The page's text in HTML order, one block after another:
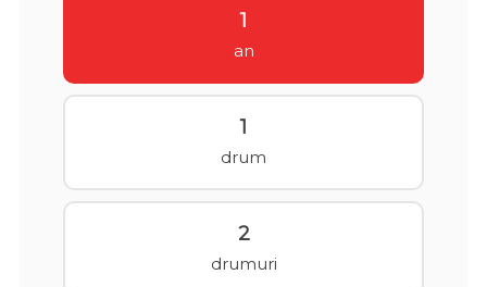
1
an
1
drum
2
drumuri